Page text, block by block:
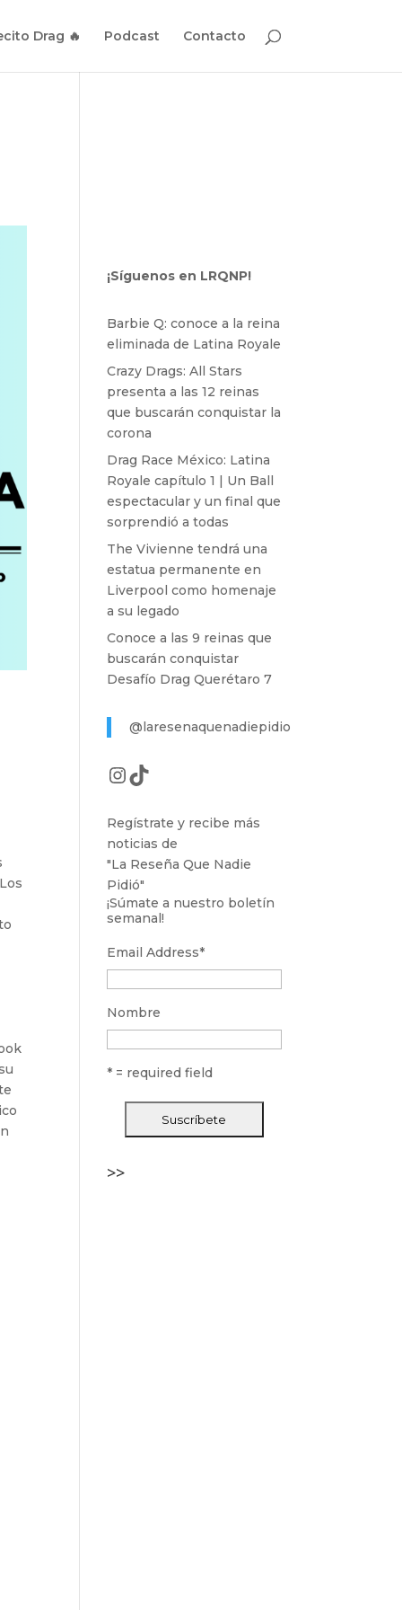
Drag 🔥 Podcast Contacto
¡Síguenos en LRQNP!
Barbie Q: conoce a la reina
eliminada de Latina Royale
Crazy Drags: All Stars
presenta a las 12 reinas
que buscarán conquistar la
corona
Drag Race México: Latina
Royale capítulo 1 | Un Ball
espectacular y un final que
sorprendió a todas
The Vivienne tendrá una
estatua permanente en
Liverpool como homenaje
a su legado
Conoce a las 9 reinas que
buscarán conquistar
Desafío Drag Querétaro 7
@laresenaquenadiepidio
Instagram
TikTok
Regístrate y recibe más
noticias de
"La Reseña Que Nadie
Pidió"
¡Súmate a nuestro boletín
semanal!
Email Address*
Nombre
* = required field
>>